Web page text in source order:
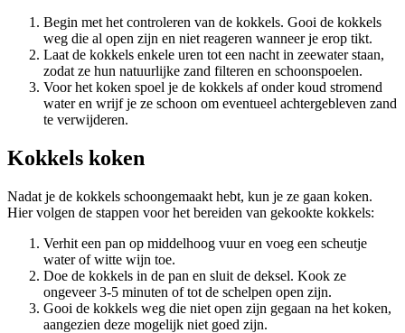
Begin met het controleren van de kokkels. Gooi de kokkels
weg die al open zijn en niet reageren wanneer je erop tikt.
Laat de kokkels enkele uren tot een nacht in zeewater staan,
zodat ze hun natuurlijke zand filteren en schoonspoelen.
Voor het koken spoel je de kokkels af onder koud stromend
water en wrijf je ze schoon om eventueel achtergebleven zand
te verwijderen.
Kokkels koken
Nadat je de kokkels schoongemaakt hebt, kun je ze gaan koken.
Hier volgen de stappen voor het bereiden van gekookte kokkels:
Verhit een pan op middelhoog vuur en voeg een scheutje
water of witte wijn toe.
Doe de kokkels in de pan en sluit de deksel. Kook ze
ongeveer 3-5 minuten of tot de schelpen open zijn.
Gooi de kokkels weg die niet open zijn gegaan na het koken,
aangezien deze mogelijk niet goed zijn.